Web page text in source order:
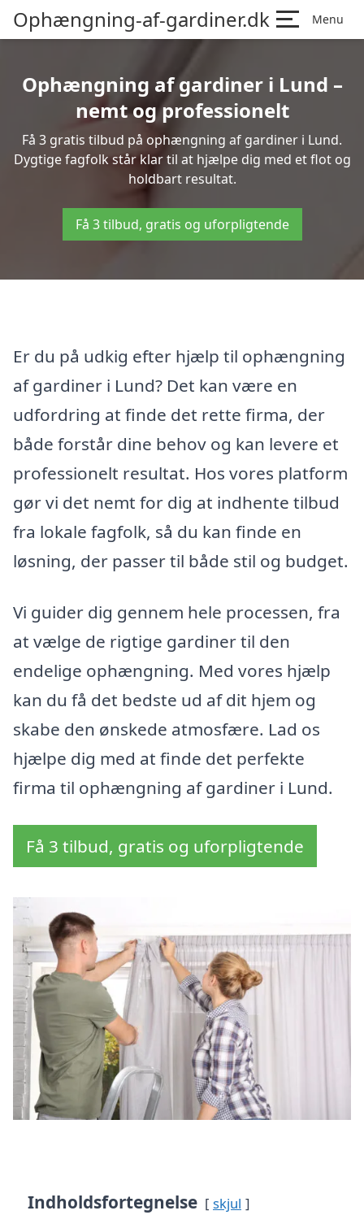
Ophængning-af-gardiner.dk Menu
Ophængning af gardiner i Lund –
nemt og professionelt
Få 3 gratis tilbud på ophængning af gardiner i Lund.
Dygtige fagfolk står klar til at hjælpe dig med et flot og
holdbart resultat.
Få 3 tilbud, gratis og uforpligtende
Er du på udkig efter hjælp til ophængning
af gardiner i Lund? Det kan være en
udfordring at finde det rette firma, der
både forstår dine behov og kan levere et
professionelt resultat. Hos vores platform
gør vi det nemt for dig at indhente tilbud
fra lokale fagfolk, så du kan finde en
løsning, der passer til både stil og budget.
Vi guider dig gennem hele processen, fra
at vælge de rigtige gardiner til den
endelige ophængning. Med vores hjælp
kan du få det bedste ud af dit hjem og
skabe den ønskede atmosfære. Lad os
hjælpe dig med at finde det perfekte
firma til ophængning af gardiner i Lund.
Få 3 tilbud, gratis og uforpligtende
Indholdsfortegnelse skjul